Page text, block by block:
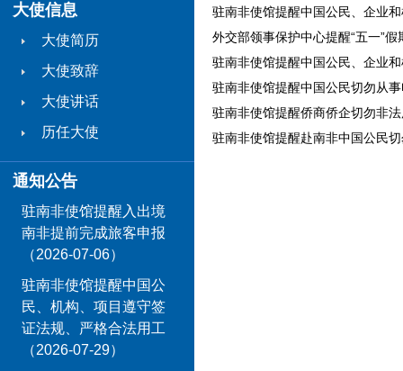
大使信息
大使简历
大使致辞
大使讲话
历任大使
通知公告
驻南非使馆提醒入出境
南非提前完成旅客申报
（2026-07-06）
驻南非使馆提醒中国公
民、机构、项目遵守签
证法规、严格合法用工
（2026-07-29）
驻南非使馆提醒中国公民、企业
外交部领事保护中心提醒“五一”
驻南非使馆提醒中国公民、企业
驻南非使馆提醒中国公民切勿从
驻南非使馆提醒侨商侨企切勿非
驻南非使馆提醒赴南非中国公民